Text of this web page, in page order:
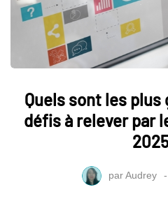
Quels sont les
défis à relever par
parAudrey